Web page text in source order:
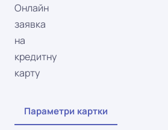
Онлайн
заявка
на
кредитну
карту
Параметри картки